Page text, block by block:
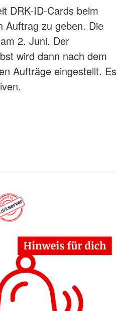
DRK-ID-Cards beim
Auftrag zu geben. Die
2. Juni. Der
wird dann nach dem
Aufträge eingestellt. Es